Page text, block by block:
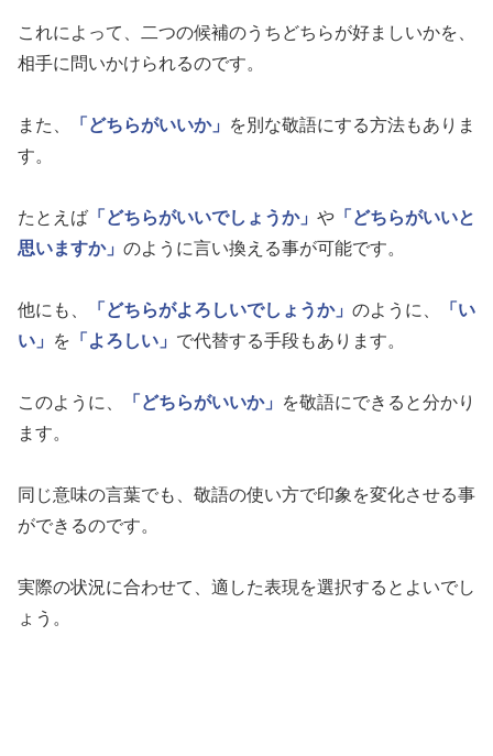
これによって、二つの候補のうちどちらが好ましいかを、
相手に問いかけられるのです。
また、 「どちらがいいか」
を別な敬語にする方法もありま
す。
たとえば 「どちらがいいでしょうか」 や 「どちらがいいと
思いますか」 のように言い換える事が可能です。
他にも、 「どちらがよろしいでしょうか」 のように、
「い
い」
を 「よろしい」 で代替する手段もあります。
このように、 「どちらがいいか」
を敬語にできると分かり
ます。
同じ意味の言葉でも、敬語の使い方で印象を変化させる事
ができるのです。
実際の状況に合わせて、適した表現を選択するとよいでし
ょう。